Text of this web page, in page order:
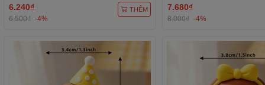
6.240₫
6.500₫ -4%
THÊM 7.680₫
8.000₫ -4%